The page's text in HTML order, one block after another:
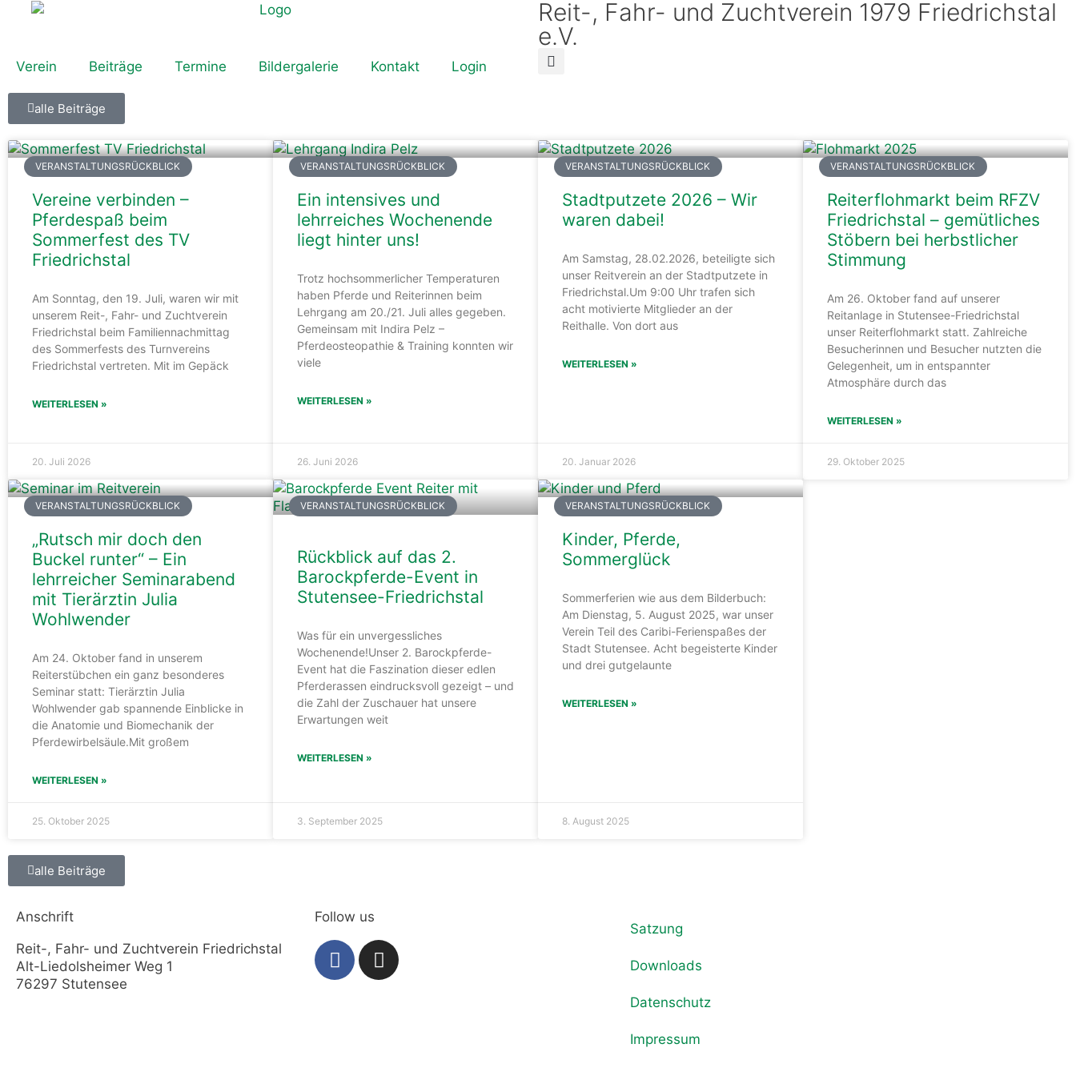
Reit-, Fahr- und Zuchtverein 1979 Friedrichstal
e.V.
Verein Beiträge Termine Bildergalerie Kontakt Login
alle Beiträge
VERANSTALTUNGSRÜCKBLICK
Vereine verbinden –
Pferdespaß beim
Sommerfest des TV
Friedrichstal
Am Sonntag, den 19. Juli, waren wir mit
unserem Reit-, Fahr- und Zuchtverein
Friedrichstal beim Familiennachmittag
des Sommerfests des Turnvereins
Friedrichstal vertreten. Mit im Gepäck
WEITERLESEN »
20. Juli 2026
VERANSTALTUNGSRÜCKBLICK
Ein intensives und
lehrreiches Wochenende
liegt hinter uns!
Trotz hochsommerlicher Temperaturen
haben Pferde und Reiterinnen beim
Lehrgang am 20./21. Juli alles gegeben.
Gemeinsam mit Indira Pelz –
Pferdeosteopathie & Training konnten wir
viele
WEITERLESEN »
26. Juni 2026
VERANSTALTUNGSRÜCKBLICK
Stadtputzete 2026 – Wir
waren dabei!
Am Samstag, 28.02.2026, beteiligte sich
unser Reitverein an der Stadtputzete in
Friedrichstal.Um 9:00 Uhr trafen sich
acht motivierte Mitglieder an der
Reithalle. Von dort aus
WEITERLESEN »
20. Januar 2026
VERANSTALTUNGSRÜCKBLICK
Reiterflohmarkt beim RFZV
Friedrichstal – gemütliches
Stöbern bei herbstlicher
Stimmung
Am 26. Oktober fand auf unserer
Reitanlage in Stutensee-Friedrichstal
unser Reiterflohmarkt statt. Zahlreiche
Besucherinnen und Besucher nutzten die
Gelegenheit, um in entspannter
Atmosphäre durch das
WEITERLESEN »
29. Oktober 2025
VERANSTALTUNGSRÜCKBLICK
„Rutsch mir doch den
Buckel runter“ – Ein
lehrreicher Seminarabend
mit Tierärztin Julia
Wohlwender
Am 24. Oktober fand in unserem
Reiterstübchen ein ganz besonderes
Seminar statt: Tierärztin Julia
Wohlwender gab spannende Einblicke in
die Anatomie und Biomechanik der
Pferdewirbelsäule.Mit großem
WEITERLESEN »
25. Oktober 2025
VERANSTALTUNGSRÜCKBLICK
Rückblick auf das 2.
Barockpferde-Event in
Stutensee-Friedrichstal
Was für ein unvergessliches
Wochenende!Unser 2. Barockpferde-
Event hat die Faszination dieser edlen
Pferderassen eindrucksvoll gezeigt – und
die Zahl der Zuschauer hat unsere
Erwartungen weit
WEITERLESEN »
3. September 2025
VERANSTALTUNGSRÜCKBLICK
Kinder, Pferde,
Sommerglück
Sommerferien wie aus dem Bilderbuch:
Am Dienstag, 5. August 2025, war unser
Verein Teil des Caribi-Ferienspaßes der
Stadt Stutensee. Acht begeisterte Kinder
und drei gutgelaunte
WEITERLESEN »
8. August 2025
alle Beiträge
Anschrift
Reit-, Fahr- und Zuchtverein Friedrichstal
Alt-Liedolsheimer Weg 1
76297 Stutensee
Follow us
Satzung
Downloads
Datenschutz
Impressum